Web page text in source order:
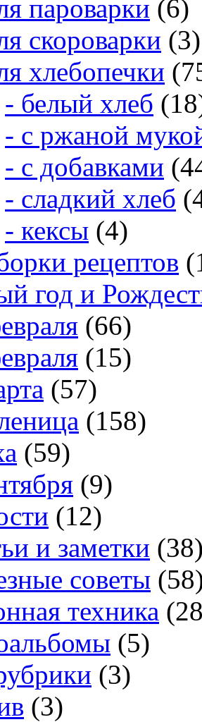
пароварки (6)
скороварки (3)
хлебопечки
- белый хлеб
- с ржаной
- с добавками
- сладкий хлеб
- кексы (4)
рецептов
год и
(66)
(15)
(57)
(158)
(59)
(9)
(12)
и заметки
советы
техника
(5)
(3)
(3)